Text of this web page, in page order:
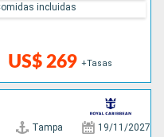
US$ 269 +Tasas
incluidas
Tampa 19/11/2027